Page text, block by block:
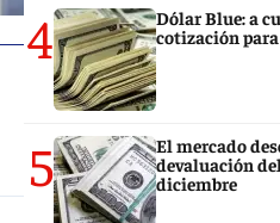
4
Dólar Blue: a
cotización
5
El mercado
devaluación
diciembre